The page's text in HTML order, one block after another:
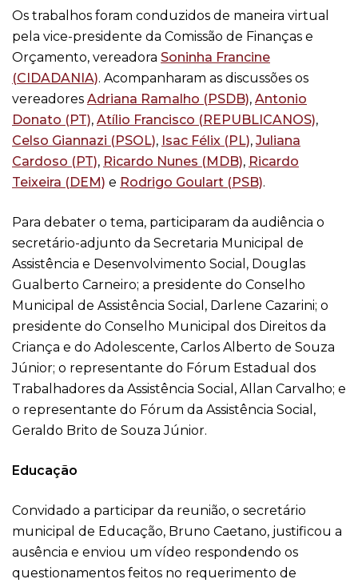
Os trabalhos foram conduzidos de maneira virtual
pela vice-presidente da Comissão de Finanças e
Orçamento, vereadora Soninha Francine
(CIDADANIA). Acompanharam as discussões os
vereadores Adriana Ramalho (PSDB), Antonio
Donato (PT), Atílio Francisco (REPUBLICANOS),
Celso Giannazi (PSOL), Isac Félix (PL), Juliana
Cardoso (PT), Ricardo Nunes (MDB), Ricardo
Teixeira (DEM) e Rodrigo Goulart (PSB).
Para debater o tema, participaram da audiência o
secretário-adjunto da Secretaria Municipal de
Assistência e Desenvolvimento Social, Douglas
Gualberto Carneiro; a presidente do Conselho
Municipal de Assistência Social, Darlene Cazarini; o
presidente do Conselho Municipal dos Direitos da
Criança e do Adolescente, Carlos Alberto de Souza
Júnior; o representante do Fórum Estadual dos
Trabalhadores da Assistência Social, Allan Carvalho; e
o representante do Fórum da Assistência Social,
Geraldo Brito de Souza Júnior.
Educação
Convidado a participar da reunião, o secretário
municipal de Educação, Bruno Caetano, justificou a
ausência e enviou um vídeo respondendo os
questionamentos feitos no requerimento de